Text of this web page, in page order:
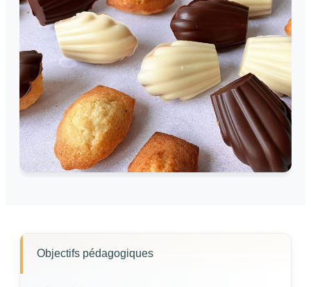
Objectifs pédagogiques